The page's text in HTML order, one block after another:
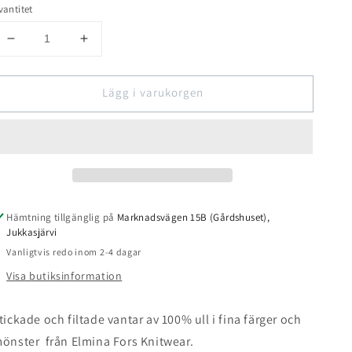
Minska
för
och
Öka
för
Stickade
och
Lägg i varukorgen
Hämtning tillgänglig på Marknadsvägen 15B (Gårdshuset),
Jukkasjärvi
Vanligtvis redo inom 2-4 dagar
Visa butiksinformation
och filtade vantar av 100% ull i fina färger och
från Elmina Fors Knitwear.